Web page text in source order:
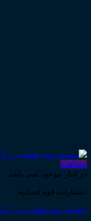
مشاهده
در انبار موجود نمی باشد
انتشارات قوه قضاییه
پیشینه رویه قضایی در ایران